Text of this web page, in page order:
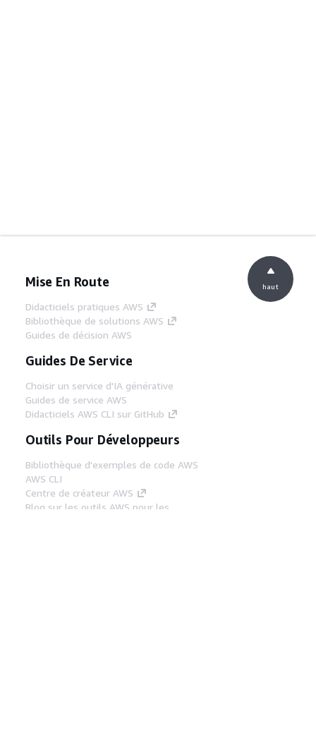
Mise En Route
Didacticiels pratiques AWS
Bibliothèque de solutions AWS
Guides de décision AWS
Guides De Service
Choisir un service d'IA générative
Guides de service AWS
Didacticiels AWS CLI sur GitHub
Outils Pour Développeurs
Bibliothèque d'exemples de code AWS
AWS CLI
Centre de créateur AWS
Blog sur les outils AWS pour les
haut